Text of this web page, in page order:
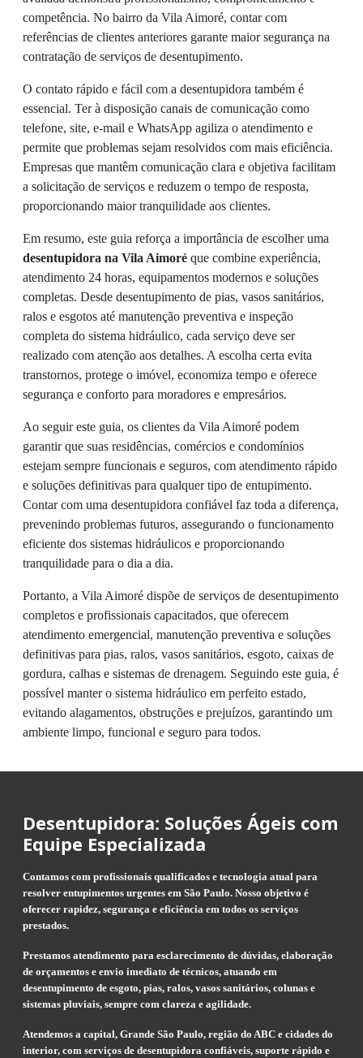
competência. No bairro da Vila Aimoré, contar com
referências de clientes anteriores garante maior segurança na
contratação de serviços de desentupimento.
O contato rápido e fácil com a desentupidora também é
essencial. Ter à disposição canais de comunicação como
telefone, site, e-mail e WhatsApp agiliza o atendimento e
permite que problemas sejam resolvidos com mais eficiência.
Empresas que mantêm comunicação clara e objetiva facilitam
a solicitação de serviços e reduzem o tempo de resposta,
proporcionando maior tranquilidade aos clientes.
Em resumo, este guia reforça a importância de escolher uma
desentupidora na Vila Aimoré que combine experiência,
atendimento 24 horas, equipamentos modernos e soluções
completas. Desde desentupimento de pias, vasos sanitários,
ralos e esgotos até manutenção preventiva e inspeção
completa do sistema hidráulico, cada serviço deve ser
realizado com atenção aos detalhes. A escolha certa evita
transtornos, protege o imóvel, economiza tempo e oferece
segurança e conforto para moradores e empresários.
Ao seguir este guia, os clientes da Vila Aimoré podem
garantir que suas residências, comércios e condomínios
estejam sempre funcionais e seguros, com atendimento rápido
e soluções definitivas para qualquer tipo de entupimento.
Contar com uma desentupidora confiável faz toda a diferença,
prevenindo problemas futuros, assegurando o funcionamento
eficiente dos sistemas hidráulicos e proporcionando
tranquilidade para o dia a dia.
Portanto, a Vila Aimoré dispõe de serviços de desentupimento
completos e profissionais capacitados, que oferecem
atendimento emergencial, manutenção preventiva e soluções
definitivas para pias, ralos, vasos sanitários, esgoto, caixas de
gordura, calhas e sistemas de drenagem. Seguindo este guia, é
possível manter o sistema hidráulico em perfeito estado,
evitando alagamentos, obstruções e prejuízos, garantindo um
ambiente limpo, funcional e seguro para todos.
Desentupidora: Soluções Ágeis com
Equipe Especializada
Contamos com profissionais qualificados e tecnologia atual para
resolver entupimentos urgentes em São Paulo. Nosso objetivo é
oferecer rapidez, segurança e eficiência em todos os serviços
prestados.
Prestamos atendimento para esclarecimento de dúvidas, elaboração
de orçamentos e envio imediato de técnicos, atuando em
desentupimento de esgoto, pias, ralos, vasos sanitários, colunas e
sistemas pluviais, sempre com clareza e agilidade.
Atendemos a capital, Grande São Paulo, região do ABC e cidades do
interior, com serviços de desentupidora confiáveis, suporte rápido e